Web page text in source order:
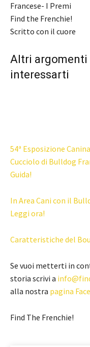
Francese- I Premi
Find the Frenchie!
Scritto con il cuore
Altri argomenti
interessarti
54ª Esposizione
Cucciolo di Bulldog
Guida!
In Area Cani con il
Leggi ora!
Caratteristiche del
Se vuoi metterti in
storia scrivi a
alla nostra pagina
Find The Frenchie!